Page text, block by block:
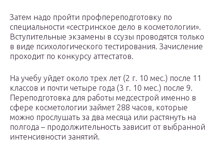
Затем надо пройти профпереподготовку по
специальности «сестринское дело в косметологии».
Вступительные экзамены в ссузы проводятся только
в виде психологического тестирования. Зачисление
проходит по конкурсу аттестатов.
На учебу уйдет около трех лет (2 г. 10 мес.) после 11
классов и почти четыре года (3 г. 10 мес.) после 9.
Переподготовка для работы медсестрой именно в
сфере косметологии займет 288 часов, которые
можно прослушать за два месяца или растянуть на
полгода – продолжительность зависит от выбранной
интенсивности занятий.